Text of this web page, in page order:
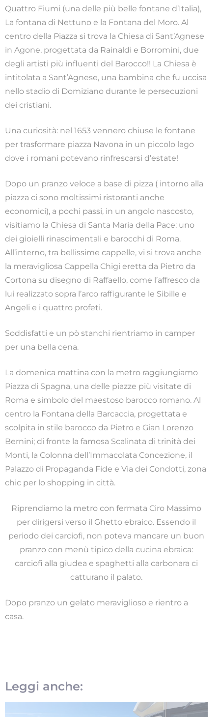
Quattro Fiumi (una delle più belle fontane d’Italia),
La fontana di Nettuno e la Fontana del Moro. Al
centro della Piazza si trova la Chiesa di Sant’Agnese
in Agone, progettata da Rainaldi e Borromini, due
degli artisti più influenti del Barocco!! La Chiesa è
intitolata a Sant’Agnese, una bambina che fu uccisa
nello stadio di Domiziano durante le persecuzioni
dei cristiani.
Una curiosità: nel 1653 vennero chiuse le fontane
per trasformare piazza Navona in un piccolo lago
dove i romani potevano rinfrescarsi d’estate!
Dopo un pranzo veloce a base di pizza ( intorno alla
piazza ci sono moltissimi ristoranti anche
economici), a pochi passi, in un angolo nascosto,
visitiamo la Chiesa di Santa Maria della Pace: uno
dei gioielli rinascimentali e barocchi di Roma.
All’interno, tra bellissime cappelle, vi si trova anche
la meravigliosa Cappella Chigi eretta da Pietro da
Cortona su disegno di Raffaello, come l’affresco da
lui realizzato sopra l’arco raffigurante le Sibille e
Angeli e i quattro profeti.
Soddisfatti e un pò stanchi rientriamo in camper
per una bella cena.
La domenica mattina con la metro raggiungiamo
Piazza di Spagna, una delle piazze più visitate di
Roma e simbolo del maestoso barocco romano. Al
centro la Fontana della Barcaccia, progettata e
scolpita in stile barocco da Pietro e Gian Lorenzo
Bernini; di fronte la famosa Scalinata di trinità dei
Monti, la Colonna dell’Immacolata Concezione, il
Palazzo di Propaganda Fide e Via dei Condotti, zona
chic per lo shopping in città.
Riprendiamo la metro con fermata Ciro Massimo
per dirigersi verso il Ghetto ebraico. Essendo il
periodo dei carciofi, non poteva mancare un buon
pranzo con menù tipico della cucina ebraica:
carciofi alla giudea e spaghetti alla carbonara ci
catturano il palato.
Dopo pranzo un gelato meraviglioso e rientro a
casa.
Leggi anche: